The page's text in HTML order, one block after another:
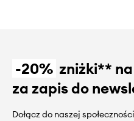
-20% zniżki**
za zapis do
Dołącz do naszej